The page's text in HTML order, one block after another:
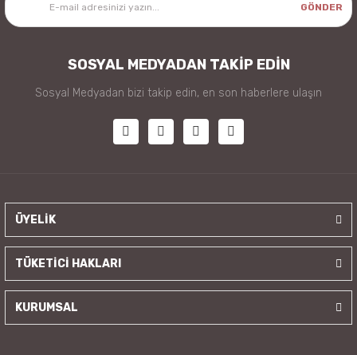
GÖNDER
SOSYAL MEDYADAN TAKİP EDİN
Sosyal Medyadan bizi takip edin, en son haberlere ulaşın
ÜYELİK
TÜKETİCİ HAKLARI
KURUMSAL